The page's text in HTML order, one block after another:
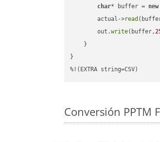
char* buffer = new
        actual->
read
        out.
write(buffer,
    }
}
%!(EXTRA string=CSV)
Conversión PPTM